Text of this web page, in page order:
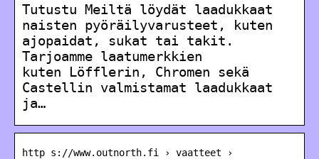
Tutustu Meiltä löydät laadukkaat
naisten pyöräilyvarusteet, kuten
ajopaidat, sukat tai takit.
Tarjoamme laatumerkkien
kuten Löfflerin, Chromen sekä
Castellin valmistamat laadukkaat
ja…
http s://www.outnorth.fi › vaatteet ›